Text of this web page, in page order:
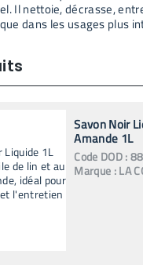
Il nettoie, décrasse,
dans les usages plus
Savon Noir
Amande 1L
Code DOD:
Marque :LA